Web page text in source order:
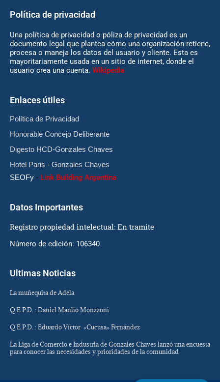
Política de privacidad
Una política de privacidad o póliza de privacidad es un
documento legal que plantea cómo una organización retiene,
procesa o maneja los datos del usuario y cliente. Esta es
mayoritariamente usada en un sitio de internet, donde el
usuario crea una cuenta. Wikipedia
Enlaces útiles
Política de Privacidad
Honorable Concejo Deliberante
Digesto HCD-Gonzales Chaves
Hotel Paris - Gonzales Chaves
SEOFy - Link Building Argentina
Datos Importantes
Registro propiedad intelectual: En tramite
Número de edición: 106340
Ultimas Noticias
La muñequita de Adela
Q.E.P.D. : Daniel Manlio Monzzoni
Q.E.P.D. : Eduardo Víctor «Cucusa» Fernández
La Liga de Comercio e Industria de Gonzales Chaves lanzó una encuesta
para conocer las necesidades y prioridades de la comunidad